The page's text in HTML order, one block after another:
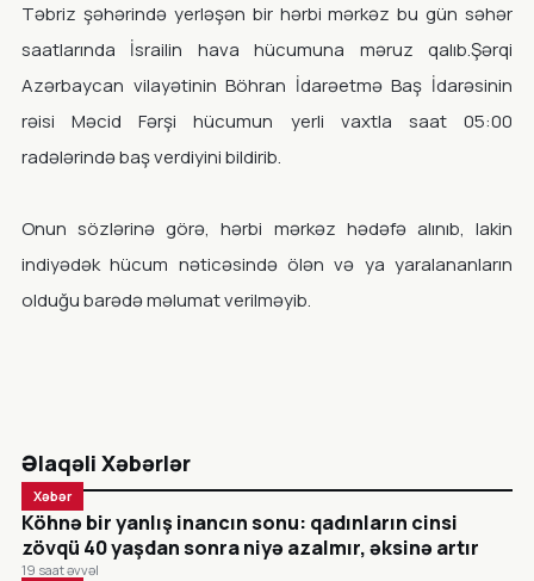
Təbriz şəhərində yerləşən bir hərbi mərkəz bu gün səhər
saatlarında İsrailin hava hücumuna məruz qalıb.Şərqi
Azərbaycan vilayətinin Böhran İdarəetmə Baş İdarəsinin
rəisi Məcid Fərşi hücumun yerli vaxtla saat 05:00
radələrində baş verdiyini bildirib.
Onun sözlərinə görə, hərbi mərkəz hədəfə alınıb, lakin
indiyədək hücum nəticəsində ölən və ya yaralananların
olduğu barədə məlumat verilməyib.
Əlaqəli Xəbərlər
Xəbər
Köhnə bir yanlış inancın sonu: qadınların cinsi
zövqü 40 yaşdan sonra niyə azalmır, əksinə artır
19 saat əvvəl